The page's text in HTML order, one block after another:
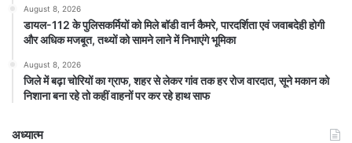
August 8, 2026
डायल-112 के पुलिसकर्मियों को मिले बॉडी वार्न कैमरे, पारदर्शिता एवं जवाबदेही होगी
और अधिक मजबूत, तथ्यों को सामने लाने में निभाएंगे भूमिका
August 8, 2026
जिले में बढ़ा चोरियों का ग्राफ, शहर से लेकर गांव तक हर रोज वारदात, सूने मकान को
निशाना बना रहे तो कहीं वाहनों पर कर रहे हाथ साफ
अध्यात्म